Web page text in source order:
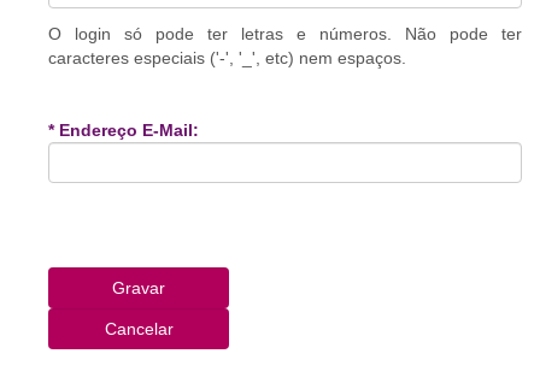
O login só pode ter letras e números. Não pode ter
caracteres especiais ('-', '_', etc) nem espaços.
* Endereço E-Mail: